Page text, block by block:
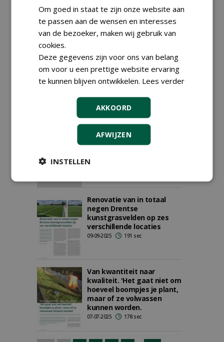
01-11-2025 197 sec
Sportveldbeheer
professionaliseren met
gemeentelijke regie
30-10-2025 285 sec
Antea Sport saneert en
bouwt in Assen
29-09-2025 190 sec
Renovatie van in totaal
negen Drentse
kunstgrasvelden op zes
verschillende locaties
09-09-2025 191 sec
Van kwantiteit naar
kwaliteit. 'Het gaat niet om
hoeveel boompjes je plant,
maar of ze volwassen
kunnen worden.
07-07-2025 178 sec
Om goed in staat te zijn onze website aan
te passen aan de wensen en interesses
van de bezoeker, maken wij gebruik van
cookies.
Deze gegevens zijn voor ons van belang
om voor u een prettige website ervaring
te kunnen blijven ontwikkelen. Lees verder
AKKOORD
AFWIJZEN
INSTELLEN